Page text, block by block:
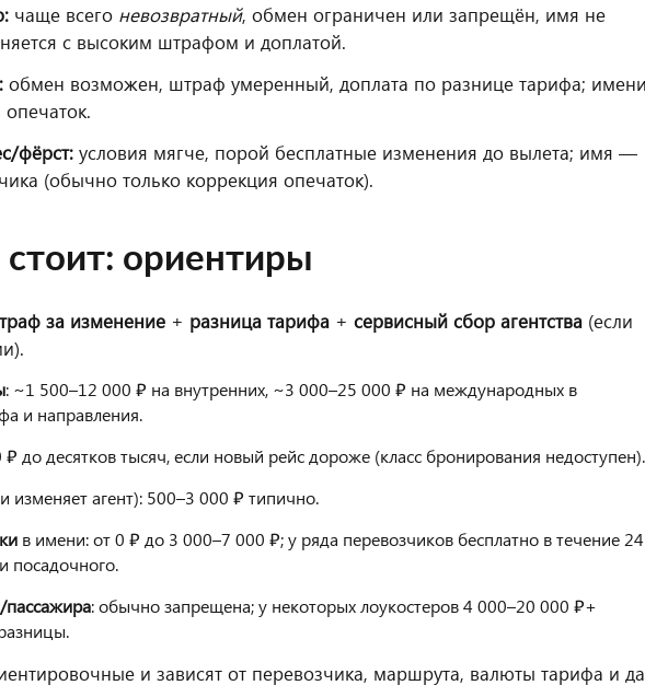
чаще всего невозвратный, обмен ограничен или запрещён, имя не
с высоким штрафом и доплатой.
обмен возможен, штраф умеренный, доплата по разнице тарифа;
фёрст: условия мягче, порой бесплатные изменения до вылета; имя —
(обычно только коррекция опечаток).
стоит: ориентиры
за изменение + разница тарифа + сервисный сбор агентства (если
: ~1 500–12 000 ₽ на внутренних, ~3 000–25 000 ₽ на международных в
и направления.
₽ до десятков тысяч, если новый рейс дороже (класс бронирования недоступен).
изменяет агент): 500–3 000 ₽ типично.
в имени: от 0 ₽ до 3 000–7 000 ₽; у ряда перевозчиков бесплатно в течение 24
посадочного.
: обычно запрещена; у некоторых лоукостеров 4 000–20 000 ₽+
и зависят от перевозчика, маршрута, валюты тарифа и